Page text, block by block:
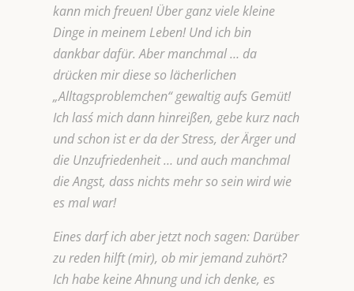
kann mich freuen! Über ganz viele kleine
Dinge in meinem Leben! Und ich bin
dankbar dafür. Aber manchmal … da
drücken mir diese so lächerlichen
„Alltagsproblemchen“ gewaltig aufs Gemüt!
Ich lass´ mich dann hinreißen, gebe kurz nach
und schon ist er da der Stress, der Ärger und
die Unzufriedenheit … und auch manchmal
die Angst, dass nichts mehr so sein wird wie
es mal war!
Eines darf ich aber jetzt noch sagen: Darüber
zu reden hilft (mir), ob mir jemand zuhört?
Ich habe keine Ahnung und ich denke, es